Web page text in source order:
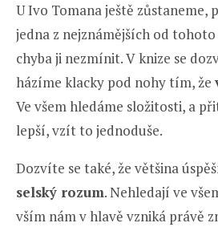
U Ivo Tomana ještě zůstaneme,
jedna z nejznámějších od
chyba ji nezmínit. V knize se
házíme klacky pod nohy tím, že
Ve všem hledáme složitosti, a
lepší, vzít to jednoduše.
Dozvíte se také, že většina
selský rozum. Nehledají ve
vším nám v hlavě vzniká právě